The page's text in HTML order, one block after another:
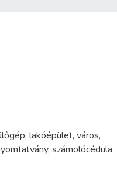
, lakóépület, város,
, számolócédula